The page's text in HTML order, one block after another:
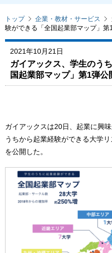
トップ 企業・教材・サービス
験ができる「全国起業部マップ」第
2021年10月21日
ガイアックス、学生のう
国起業部マップ」第1弾公
ガイアックスは20日、起業に興
うちから起業経験ができる大学
を公開した。